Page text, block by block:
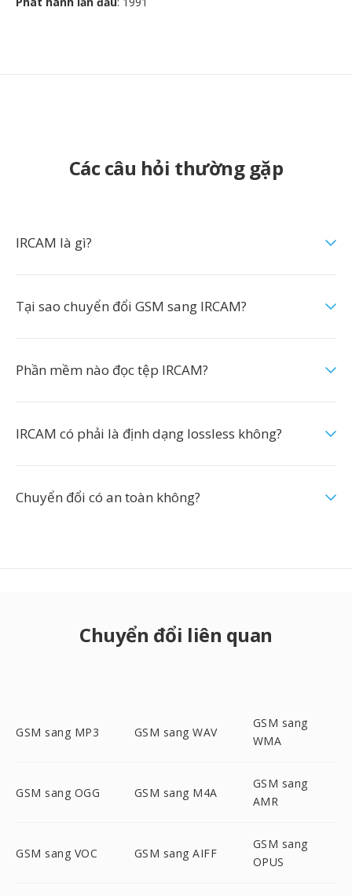
Các câu hỏi thường gặp
IRCAM là gì?
Tại sao chuyển đổi GSM sang IRCAM?
Phần mềm nào đọc tệp IRCAM?
IRCAM có phải là định dạng lossless không?
Chuyển đổi có an toàn không?
Chuyển đổi liên quan
GSM sang MP3 GSM sang WAV
GSM sang
WMA
GSM sang OGG GSM sang M4A
GSM sang
AMR
GSM sang VOC GSM sang AIFF
GSM sang
OPUS